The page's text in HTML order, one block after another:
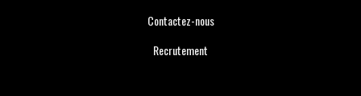
Contactez-nous
Recrutement